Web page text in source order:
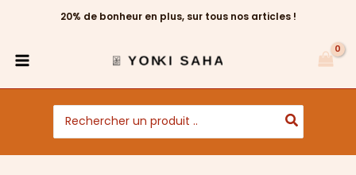
20% de bonheur en plus, sur tous nos articles !
Search
for:
du
plus